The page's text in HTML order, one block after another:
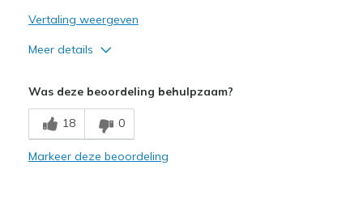
Vertaling weergeven
Meer details
Breathe Well
Comfortable
Was deze beoordeling behulpzaam?
18 0
Markeer deze beoordeling